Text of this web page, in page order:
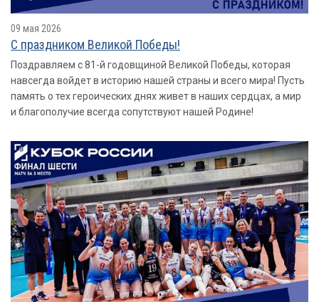
09 мая 2026
С праздником Великой Победы!
Поздравляем с 81-й годовщиной Великой Победы, которая
навсегда войдет в историю нашей страны и всего мира! Пусть
память о тех героических днях живет в наших сердцах, а мир
и благополучие всегда сопутствуют нашей Родине!